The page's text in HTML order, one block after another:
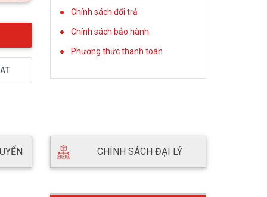
Chính sách đổi trả
Chính sách bảo hành
Phương thức thanh toán
CHÍNH SÁCH ĐẠI LÝ